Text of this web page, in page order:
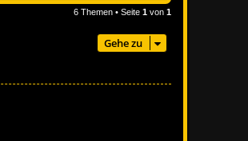
6 Themen • Seite 1 von 1
Gehe zu